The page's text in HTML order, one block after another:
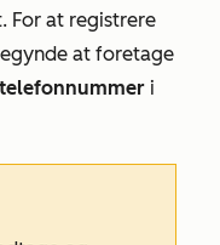
For at registrere
at foretage
i